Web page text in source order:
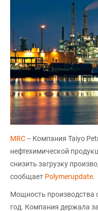
MRC-- Компания Taiyo
нефтехимической
снизить загрузку
сообщает Polymerupdate.
Мощность производства
год. Компания держала